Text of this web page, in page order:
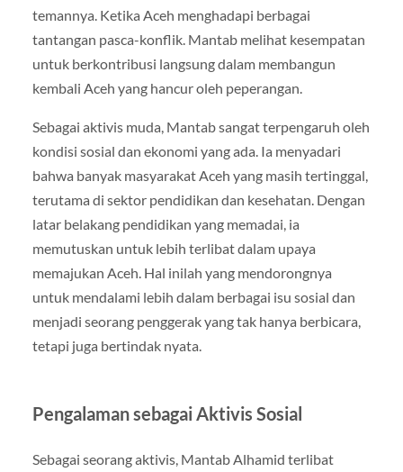
temannya. Ketika Aceh menghadapi berbagai
tantangan pasca-konflik. Mantab melihat kesempatan
untuk berkontribusi langsung dalam membangun
kembali Aceh yang hancur oleh peperangan.
Sebagai aktivis muda, Mantab sangat terpengaruh oleh
kondisi sosial dan ekonomi yang ada. Ia menyadari
bahwa banyak masyarakat Aceh yang masih tertinggal,
terutama di sektor pendidikan dan kesehatan. Dengan
latar belakang pendidikan yang memadai, ia
memutuskan untuk lebih terlibat dalam upaya
memajukan Aceh. Hal inilah yang mendorongnya
untuk mendalami lebih dalam berbagai isu sosial dan
menjadi seorang penggerak yang tak hanya berbicara,
tetapi juga bertindak nyata.
Pengalaman sebagai Aktivis Sosial
Sebagai seorang aktivis, Mantab Alhamid terlibat